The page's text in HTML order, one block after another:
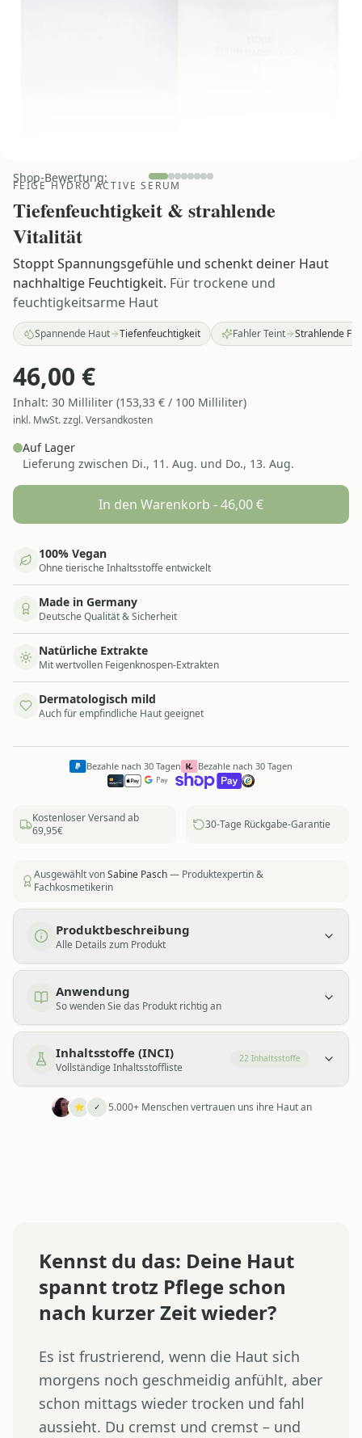
Shop-Bewertung:
FEIGE HYDRO ACTIVE SERUM
Tiefenfeuchtigkeit & strahlende
Vitalität
Stoppt Spannungsgefühle und schenkt deiner Haut
nachhaltige Feuchtigkeit. Für trockene und
feuchtigkeitsarme Haut
Spannende Haut Tiefenfeuchtigkeit Fahler Teint Strahlende
46,00 €
Inhalt: 30 Milliliter (153,33 € / 100 Milliliter)
inkl. MwSt. zzgl. Versandkosten
Auf Lager
Lieferung zwischen Di., 11. Aug. und Do., 13. Aug.
In den Warenkorb -46,00€
100% Vegan
Ohne tierische Inhaltsstoffe entwickelt
Made in Germany
Deutsche Qualität & Sicherheit
Natürliche Extrakte
Mit wertvollen Feigenknospen-Extrakten
Dermatologisch mild
Auch für empfindliche Haut geeignet
Bezahle nach 30 Tagen Bezahle nach 30 Tagen
Kostenloser Versand ab
69,95€
30-Tage Rückgabe-Garantie
Ausgewählt vonSabine Pasch— Produktexpertin &
Fachkosmetikerin
Produktbeschreibung
Alle Details zum Produkt
Anwendung
So wenden Sie das Produkt richtig an
Inhaltsstoffe (INCI)
Vollständige Inhaltsstoffliste
22 Inhaltsstoffe
⭐ ✓ 5.000+ Menschen vertrauen uns ihre Haut an
Kennst du das: Deine Haut
spannt trotz Pflege schon
nach kurzer Zeit wieder?
Es ist frustrierend, wenn die Haut sich
morgens noch geschmeidig anfühlt, aber
schon mittags wieder trocken und fahl
aussieht. Du cremst und cremst – und